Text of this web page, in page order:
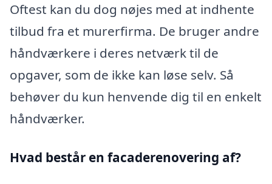
Oftest kan du dog nøjes med at indhente
tilbud fra et murerfirma. De bruger andre
håndværkere i deres netværk til de
opgaver, som de ikke kan løse selv. Så
behøver du kun henvende dig til en enkelt
håndværker.
Hvad består en facaderenovering af?